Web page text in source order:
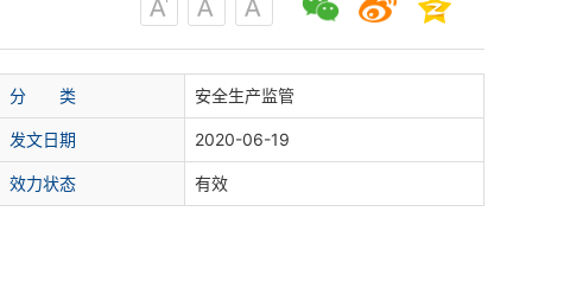
分 类 安全生产监管
发文日期 2020-06-19
效力状态 有效